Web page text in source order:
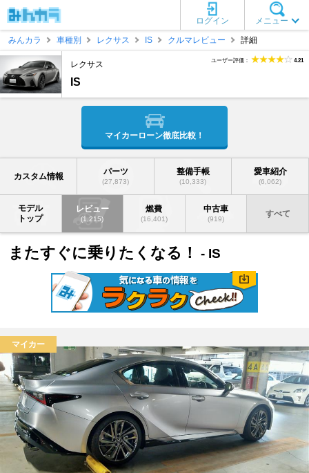
メニュー
ログイン
みんカラ
車種別 レクサス IS クルマレビュー 詳細
レクサス
IS
ユーザー評価： 4.21
マイカーローン徹底比較！
カスタム情報 パーツ
(27,873)
整備手帳
(10,333)
愛車紹介
(6,062)
モデル
トップ
レビュー
(1,215)
燃費
(16,401)
中古車
(919)
すべて
またすぐに乗りたくなる！ - IS
マイカー